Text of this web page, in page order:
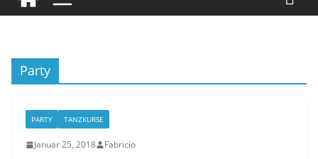
Party
PARTY TANZKURSE
Januar 25, 2018 Fabricio